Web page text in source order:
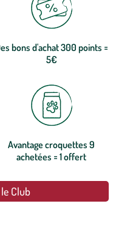
bons d'achat 300 points =
5€
Avantage croquettes 9
achetées = 1 offert
Club